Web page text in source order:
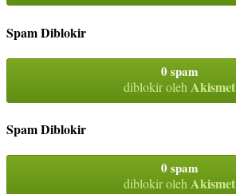
Spam Diblokir
0 spam
diblokir oleh Akismet
Spam Diblokir
0 spam
diblokir olehAkismet